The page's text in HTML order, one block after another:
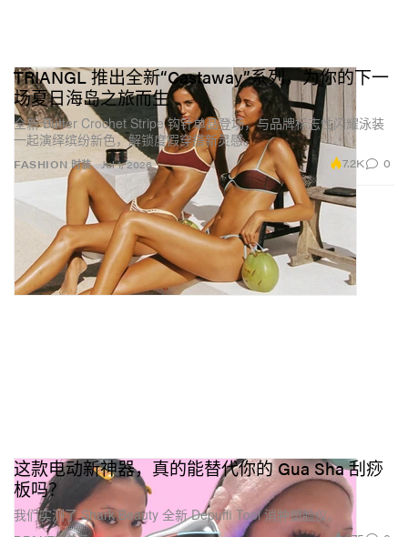
FASHION 时装
TRIANGL 推出全新“Castaway”系列，为你的下一
场夏日海岛之旅而生
全新 Butter Crochet Stripe 钩针单品登场，与品牌标志性闪耀泳装
一起演绎缤纷新色，解锁度假穿搭新灵感。
Jul 1, 2026 7.2K 0
这款电动新神器，真的能替代你的 Gua Sha 刮痧
板吗？
我们实测了 Shark Beauty 全新 Depuffi Tool 消肿塑脸仪。